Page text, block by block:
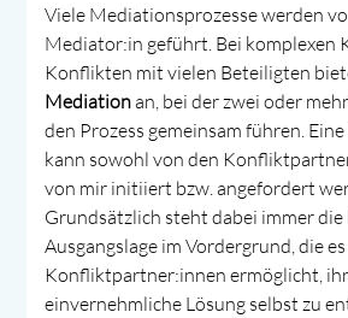
Viele Mediationsprozesse werden
Mediator:in geführt. Bei komplexen
Konflikten mit vielen Beteiligten
Mediationan, bei der zwei oder
den Prozess gemeinsam führen.
kann sowohl von den
von mir initiiert bzw. angefordert
Grundsätzlich steht dabei immer
Ausgangslage im Vordergrund, die
Konfliktpartner:innen ermöglicht,
einvernehmliche Lösung selbst zu